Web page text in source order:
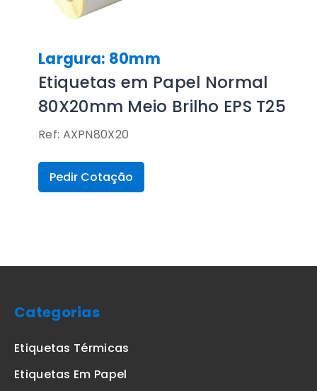
Largura: 80mm
Etiquetas em Papel Normal
80X20mm Meio Brilho EPS T25
Ref: AXPN80X20
Pedir Cotação
Categorias
Etiquetas Térmicas
Etiquetas Em Papel